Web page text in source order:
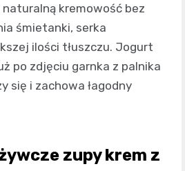
kremowość bez
śmietanki, serka
ilości tłuszczu. Jogurt
po zdjęciu garnka z palnika
się i zachowa łagodny
zupy krem z